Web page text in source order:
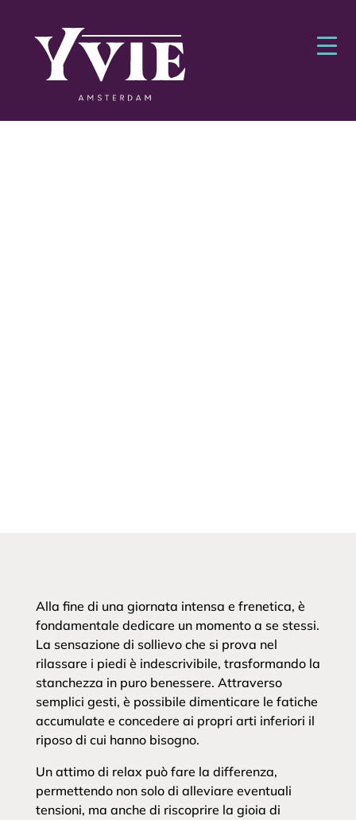
Alla fine di una giornata intensa e frenetica, è
fondamentale dedicare un momento a se stessi.
La sensazione di sollievo che si prova nel
rilassare i piedi è indescrivibile, trasformando la
stanchezza in puro benessere. Attraverso
semplici gesti, è possibile dimenticare le fatiche
accumulate e concedere ai propri arti inferiori il
riposo di cui hanno bisogno.
Un attimo di relax può fare la differenza,
permettendo non solo di alleviare eventuali
tensioni, ma anche di riscoprire la gioia di